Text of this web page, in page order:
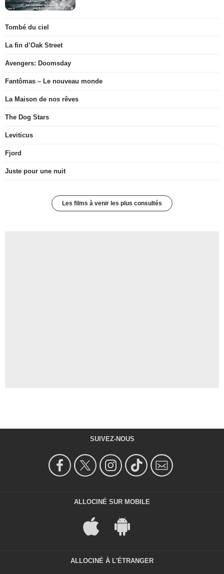
Tombé du ciel
La fin d’Oak Street
Avengers: Doomsday
Fantômas – Le nouveau monde
La Maison de nos rêves
The Dog Stars
Leviticus
Fjord
Juste pour une nuit
Les films à venir les plus consultés
SUIVEZ-NOUS
ALLOCINÉ SUR MOBILE
ALLOCINÉ À L'ÉTRANGER